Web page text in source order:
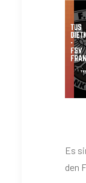
Es
den